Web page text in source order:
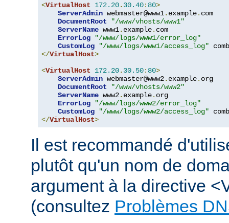
<VirtualHost 172.20. 30.40: 80>
ServerAdmin webmaster@www1. example. com
DocumentRoot
"/www/vhosts/www1"
ServerName www1. example. com
ErrorLog
"/www/logs/www1/error_log"
CustomLog
"/www/logs/www1/access_log"
</VirtualHost>
<VirtualHost 172.20. 30.50: 80>
ServerAdmin webmaster@www2. example. org
DocumentRoot
"/www/vhosts/www2"
ServerName www2. example. org
ErrorLog
"/www/logs/www2/error_log"
CustomLog
"/www/logs/www2/access_log"
</VirtualHost>
Il est recommandé
plutôt qu'un nom de
argument à la directive
(consultez Problèmes